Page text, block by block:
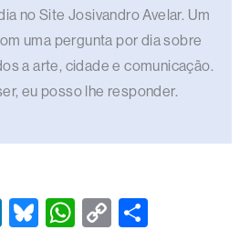
no Site Josivandro Avelar. Um
uma pergunta por dia sobre
a arte, cidade e comunicação.
eu posso lhe responder.
Li
Bl
W
C